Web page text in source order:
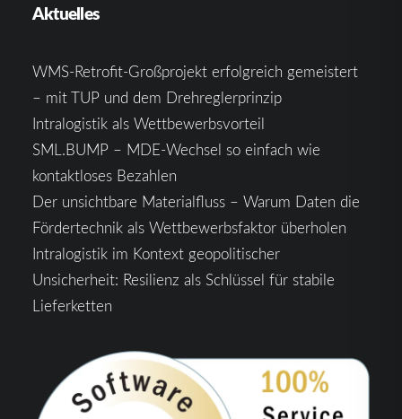
Aktuelles
WMS-Retrofit-Großprojekt erfolgreich gemeistert
– mit TUP und dem Drehreglerprinzip
Intralogistik als Wettbewerbsvorteil
SML.BUMP – MDE-Wechsel so einfach wie
kontaktloses Bezahlen
Der unsichtbare Materialfluss – Warum Daten die
Fördertechnik als Wettbewerbsfaktor überholen
Intralogistik im Kontext geopolitischer
Unsicherheit: Resilienz als Schlüssel für stabile
Lieferketten